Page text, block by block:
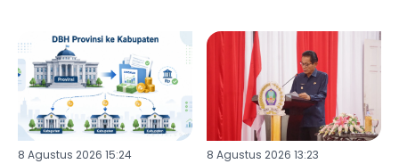
8 Agustus 2026 15:24 8 Agustus 2026 13:23